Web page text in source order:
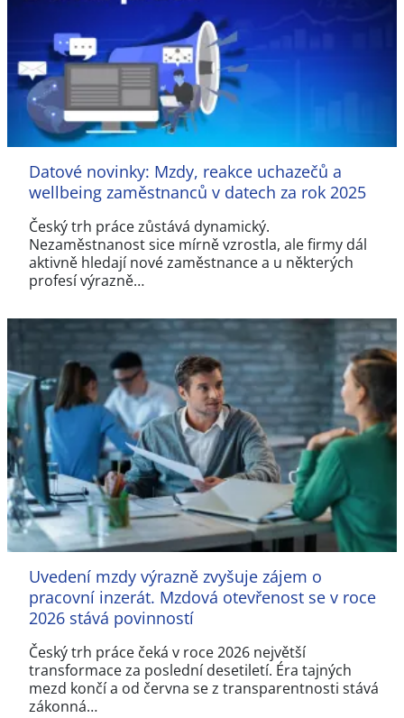
Datové novinky: Mzdy, reakce uchazečů a
wellbeing zaměstnanců v datech za rok 2025
Český trh práce zůstává dynamický.
Nezaměstnanost sice mírně vzrostla, ale firmy dál
aktivně hledají nové zaměstnance a u některých
profesí výrazně…
Uvedení mzdy výrazně zvyšuje zájem o
pracovní inzerát. Mzdová otevřenost se v roce
2026 stává povinností
Český trh práce čeká v roce 2026 největší
transformace za poslední desetiletí. Éra tajných
mezd končí a od června se z transparentnosti stává
zákonná…